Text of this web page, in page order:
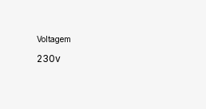
Voltagem
230v